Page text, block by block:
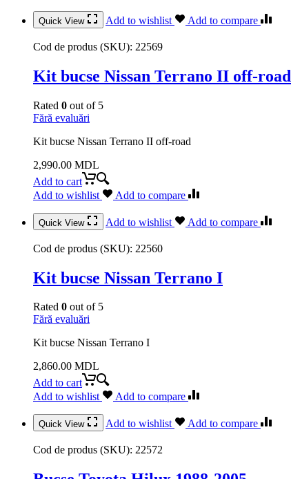
Quick View Add to wishlist Add to compare
Cod de produs (SKU): 22569
Kit bucse Nissan Terrano II off-road
Rated 0 out of 5
Fără evaluări
Kit bucse Nissan Terrano II off-road
2,990.00 MDL
Add to cart
Add to wishlist
Add to compare
Quick View Add to wishlist Add to compare
Cod de produs (SKU): 22560
Kit bucse Nissan Terrano I
Rated 0 out of 5
Fără evaluări
Kit bucse Nissan Terrano I
2,860.00 MDL
Add to cart
Add to wishlist
Add to compare
Quick View Add to wishlist Add to compare
Cod de produs (SKU): 22572